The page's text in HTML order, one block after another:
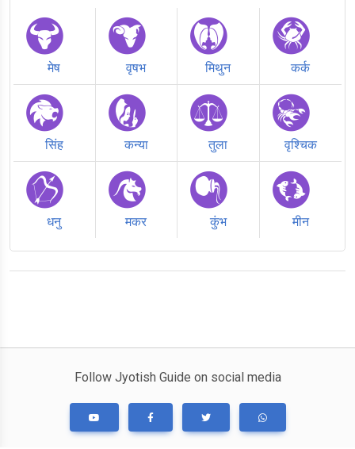
मेष वृषभ मिथुन कर्क
सिंह कन्या तुला वृश्चिक
धनु मकर कुंभ मीन
Follow Jyotish Guide on social media